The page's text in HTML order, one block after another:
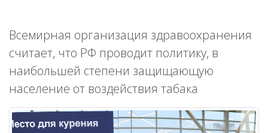
Всемирная организация здравоохранения
считает, что РФ проводит политику, в
наибольшей степени защищающую
население от воздействия табака